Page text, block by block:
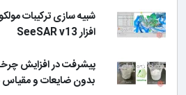
شبیه سازی ترکیبات
افزار SeeSAR v13
پیشرفت در افزایش
بدون ضایعات و مقیاس